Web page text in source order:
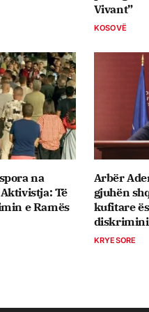
Vivant”
KOSOVË
na
Të
e Ramës
Arbër
gjuhën
kufitare
KRYESORE